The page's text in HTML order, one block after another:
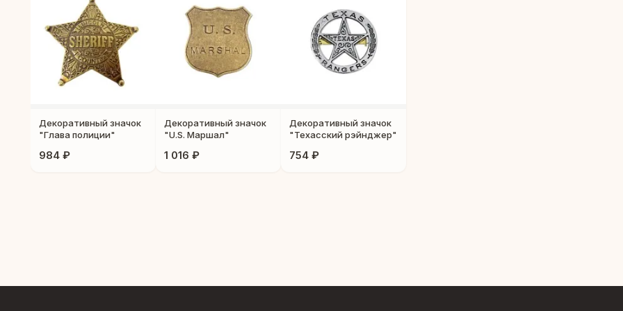
Декоративный значок
"Глава полиции"
984 ₽
Декоративный значок
"U.S. Маршал"
1 016 ₽
Декоративный значок
"Техасский рэйнджер"
754 ₽